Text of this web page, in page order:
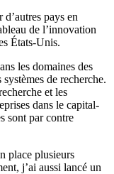
pays en
de l’innovation
États-Unis.
les domaines des
de recherche.
et les
dans le capital-
sont par contre
place plusieurs
j’ai aussi lancé un